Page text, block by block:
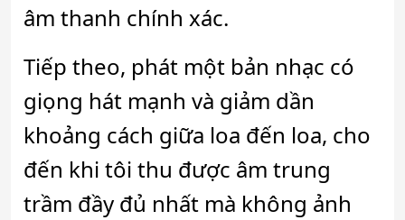
âm thanh chính xác.
Tiếp theo, phát một bản nhạc có
giọng hát mạnh và giảm dần
khoảng cách giữa loa đến loa, cho
đến khi tôi thu được âm trung
trầm đầy đủ nhất mà không ảnh